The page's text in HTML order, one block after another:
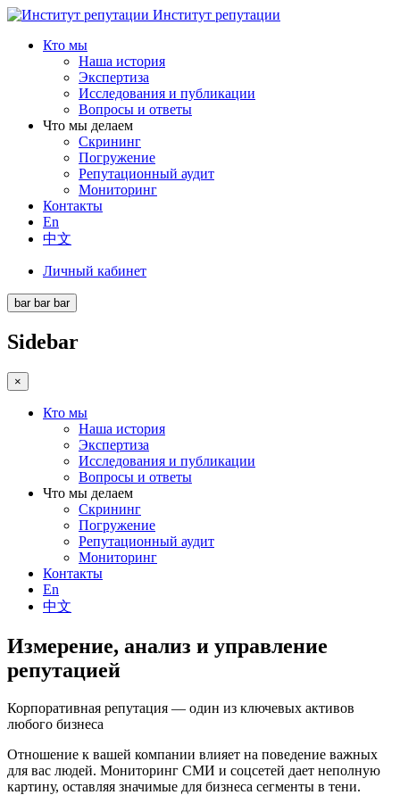
Институт репутации
Кто мы
Наша история
Экспертиза
Исследования и публикации
Вопросы и ответы
Что мы делаем
Скрининг
Погружение
Репутационный аудит
Мониторинг
Контакты
En
中文
Личный кабинет
bar bar bar
Sidebar
×
Кто мы
Наша история
Экспертиза
Исследования и публикации
Вопросы и ответы
Что мы делаем
Скрининг
Погружение
Репутационный аудит
Мониторинг
Контакты
En
中文
Измерение, анализ и управление
репутацией
Корпоративная репутация — один из ключевых активов
любого бизнеса
Отношение к вашей компании влияет на поведение важных
для вас людей. Мониторинг СМИ и соцсетей дает неполную
картину, оставляя значимые для бизнеса сегменты в тени.